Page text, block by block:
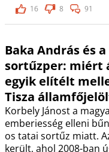
16
8 91
Baka András és
sortűzper: miért
egyik elítélt
Tisza
Korbely Jánost a
emberiesség elleni
os tatai sortűz miatt.
került, ahol 2008-ban